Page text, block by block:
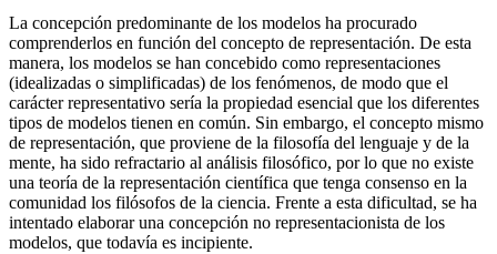
La concepción predominante de los modelos ha procurado
comprenderlos en función del concepto de representación. De esta
manera, los modelos se han concebido como representaciones
(idealizadas o simplificadas) de los fenómenos, de modo que el
carácter representativo sería la propiedad esencial que los diferentes
tipos de modelos tienen en común. Sin embargo, el concepto mismo
de representación, que proviene de la filosofía del lenguaje y de la
mente, ha sido refractario al análisis filosófico, por lo que no existe
una teoría de la representación científica que tenga consenso en la
comunidad los filósofos de la ciencia. Frente a esta dificultad, se ha
intentado elaborar una concepción no representacionista de los
modelos, que todavía es incipiente.